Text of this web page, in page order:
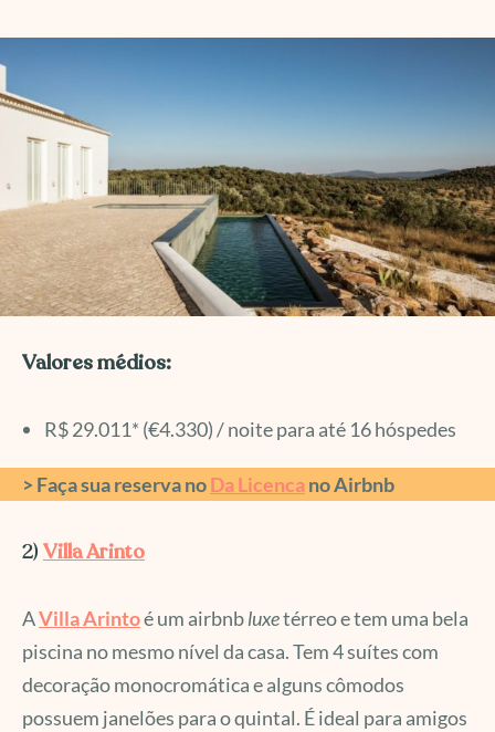
Valores médios:
R$ 29.011* (€4.330) / noite para até 16 hóspedes
> Faça sua reserva noDa Licencano Airbnb
2) Villa Arinto
AVilla Arintoé um airbnbluxetérreo e tem uma bela
piscina no mesmo nível da casa. Tem 4 suítes com
decoração monocromática e alguns cômodos
possuem janelões para o quintal. É ideal para amigos